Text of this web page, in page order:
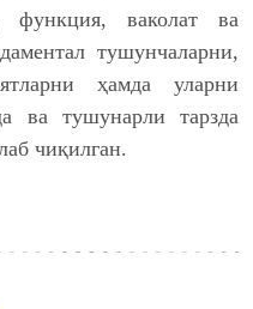
функция, ваколат ва
тушунчаларни,
ҳамда уларни
ва тушунарли тарзда
чиқилган.